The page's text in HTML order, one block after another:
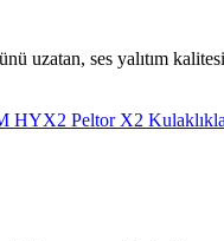
uzatan, ses yalıtım
HYX2 Peltor X2